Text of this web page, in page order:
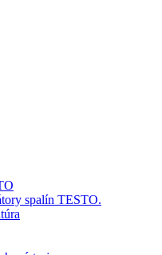
spalín TESTO.